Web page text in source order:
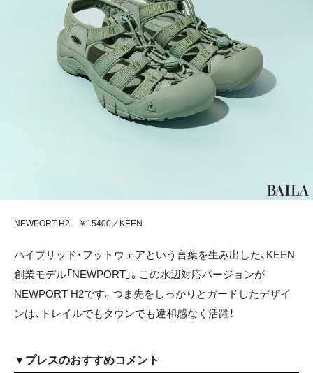
NEWPORT H2 ￥15400／KEEN
ハイブリッド・フットウェアという言葉を生み出した、KEEN
創業モデル「NEWPORT」。この水辺対応バージョンが
NEWPORT H2です。つま先をしっかりとガードしたデザイ
ンは、トレイルでもタウンでも違和感なく活躍！
▼プレスのおすすめコメント